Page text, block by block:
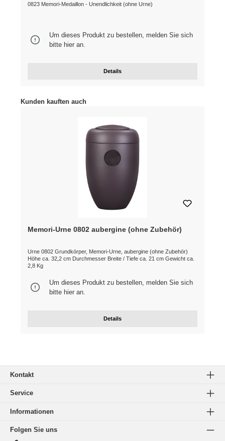
0823 Memori-Medaillon - Unendlichkeit (ohne Urne)
Um dieses Produkt zu bestellen, melden Sie sich
bitte hieran.
Details
Produktgalerie überspringen
Kunden kauften auch
Memori-Urne 0802 aubergine (ohne Zubehör)
Urne 0802 Grundkörper, Memori-Urne, aubergine (ohne Zubehör)
Höhe ca. 32,2 cm Durchmesser Breite / Tiefe ca. 21 cm Gewicht ca.
Um dieses Produkt zu bestellen, melden Sie sich
bitte hieran.
Details
Kontakt
Service
Informationen
Folgen Sie uns